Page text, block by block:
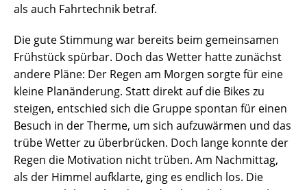
als auch Fahrtechnik betraf.
Die gute Stimmung war bereits beim gemeinsamen
Frühstück spürbar. Doch das Wetter hatte zunächst
andere Pläne: Der Regen am Morgen sorgte für eine
kleine Planänderung. Statt direkt auf die Bikes zu
steigen, entschied sich die Gruppe spontan für einen
Besuch in der Therme, um sich aufzuwärmen und das
trübe Wetter zu überbrücken. Doch lange konnte der
Regen die Motivation nicht trüben. Am Nachmittag,
als der Himmel aufklarte, ging es endlich los. Die